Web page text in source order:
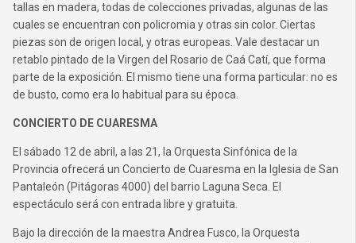
tallas en madera, todas de colecciones privadas, algunas de las
cuales se encuentran con policromia y otras sin color. Ciertas
piezas son de origen local, y otras europeas. Vale destacar un
retablo pintado de la Virgen del Rosario de Caá Catí, que forma
parte de la exposición. El mismo tiene una forma particular: no es
de busto, como era lo habitual para su época.
CONCIERTO DE CUARESMA
El sábado 12 de abril, a las 21, la Orquesta Sinfónica de la
Provincia ofrecerá un Concierto de Cuaresma en la Iglesia de San
Pantaleón (Pitágoras 4000) del barrio Laguna Seca. El
espectáculo será con entrada libre y gratuita.
Bajo la dirección de la maestra Andrea Fusco, la Orquesta